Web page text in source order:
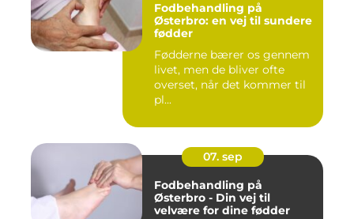
Fodbehandling på
Østerbro: en vej til sundere
fødder
Fødderne bærer os gennem
livet, men de bliver ofte
overset, når det kommer til
pl...
07. sep
Fodbehandling på
Østerbro - Din vej til
velvære for dine fødder